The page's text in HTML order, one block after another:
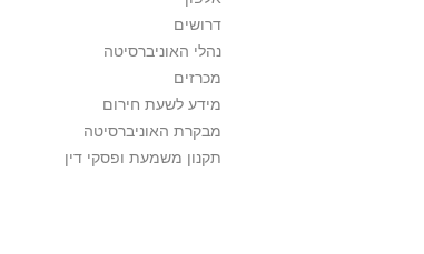
דרושים
נהלי האוניברסיטה
מכרזים
מידע לשעת חירום
מבקרת האוניברסיטה
תקנון משמעת ופסקי דין